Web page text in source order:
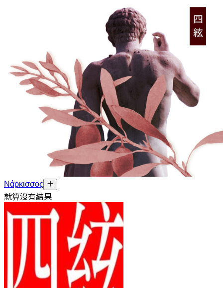
Νάρκισσος
就算沒有結果